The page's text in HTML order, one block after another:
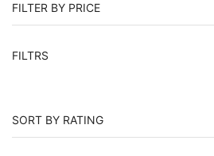
FILTER BY PRICE
FILTRS
SORT BY RATING